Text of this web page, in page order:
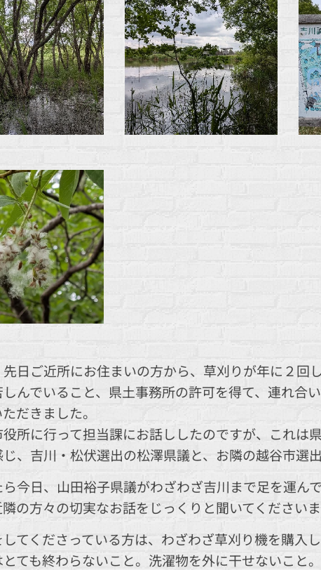
日ご近所にお住まいの方から、草刈りが年に２回
んでいること、県土事務所の許可を得て、連れ合
だきました。
所に行って担当課にお話ししたのですが、これは
、吉川・松伏選出の松澤県議と、お隣の越谷市選
今日、山田裕子県議がわざわざ吉川まで足を運ん
の方々の切実なお話をじっくりと聞いてくださいま
てくださっている方は、わざわざ草刈り機を購入
ても終わらないこと。洗濯物を外に干せないこと。